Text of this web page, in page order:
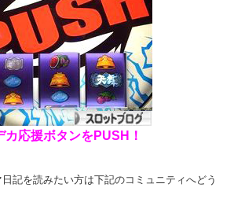
カ応援ボタンをPUSH！
記を読みたい方は下記のコミュニティへどう